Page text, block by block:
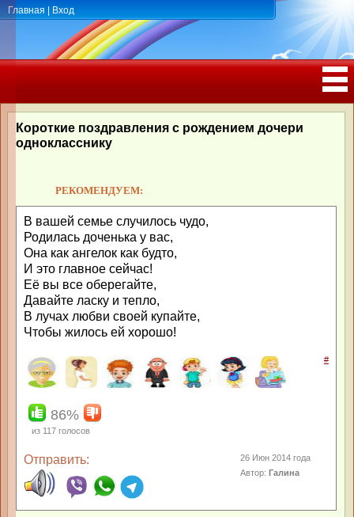
Главная Вход
РОЖДЕНИЯ, ЮБИЛЕЕМ
Короткие поздравления с рождением дочери
однокласснику
РЕКОМЕНДУЕМ:
В вашей семье случилось чудо,
Родилась доченька у вас,
Она как ангелок как будто,
И это главное сейчас!
Её вы все оберегайте,
Давайте ласку и тепло,
В лучах любви своей купайте,
Чтобы жилось ей хорошо!
#
86%
из 117 голосов
Отправить:
26 Июн 2014 года
Автор:Галина